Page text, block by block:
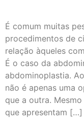
É comum muitas
procedimentos de
relação àqueles
É o caso da
abdominoplastia.
não é apenas uma
que a outra.
que apresentam […]